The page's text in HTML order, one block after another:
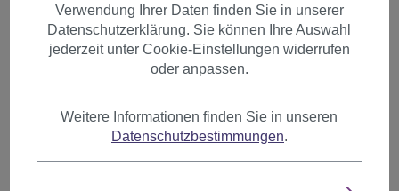
Produkte filtern
Verwendung Ihrer Daten finden Sie in unserer
Datenschutzerklärung. Sie können Ihre Auswahl
jederzeit unter Cookie-Einstellungen widerrufen
oder anpassen.
Weitere Informationen finden Sie in unseren
Datenschutzbestimmungen.